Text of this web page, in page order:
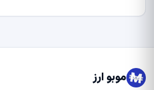
موبو ارز